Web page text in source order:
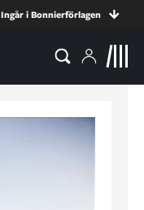
Ingår i Bonnierförlagen